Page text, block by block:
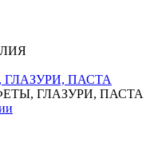
ПАСТА
ГЛАЗУРИ, ПАСТА